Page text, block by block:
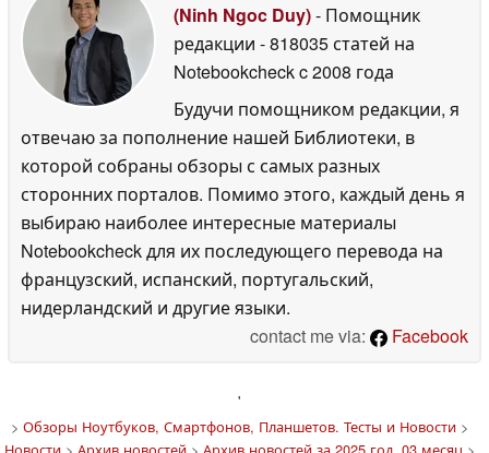
(Ninh Ngoc Duy)- Помощник
редакции - 818035 статей на
Notebookcheckc 2008 года
Будучи помощником редакции, я
отвечаю за пополнение нашей Библиотеки, в
которой собраны обзоры с самых разных
сторонних порталов. Помимо этого, каждый день я
выбираю наиболее интересные материалы
Notebookcheck для их последующего перевода на
французский, испанский, португальский,
нидерландский и другие языки.
contact me via:
Facebook
'
> Обзоры Ноутбуков, Смартфонов, Планшетов. Тесты и Новости>